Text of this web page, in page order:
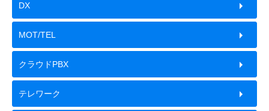
DX
MOT/TEL
クラウドPBX
テレワーク